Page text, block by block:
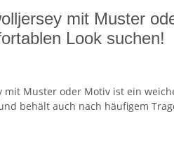
mit Muster
Look suchen!
mit Muster oder Motiv ist ein
behält auch nach häufigem